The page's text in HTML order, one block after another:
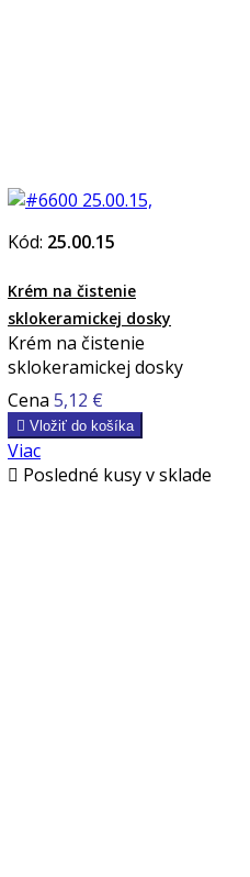
Kód: 25.00.15
Krém na čistenie
sklokeramickej dosky
Krém na čistenie
sklokeramickej dosky
Cena 5,12 €
 Vložiť do košíka
Viac
 Posledné kusy v sklade